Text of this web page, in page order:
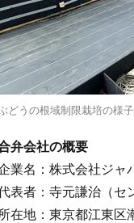
どうの根域制限栽培の様
弁会社の概要
業名：株式会社ジャ
表者：寺元謙治（セ
所在地：東京都江東区